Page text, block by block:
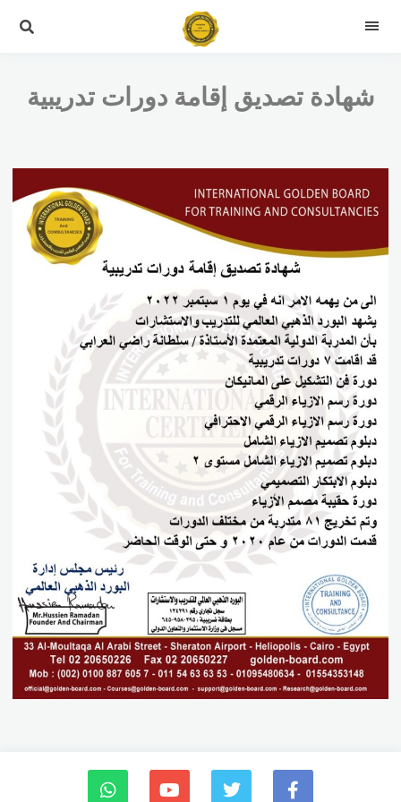
شهادة تصديق إقامة دورات تدريبية